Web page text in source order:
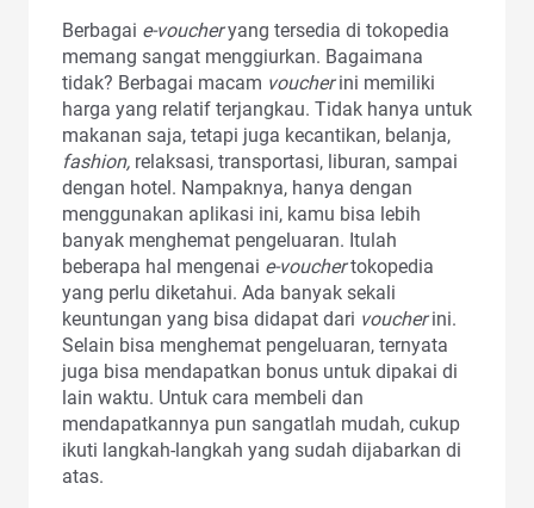
Berbagai e-voucheryang tersedia di tokopedia
memang sangat menggiurkan. Bagaimana
tidak? Berbagai macam voucherini memiliki
harga yang relatif terjangkau. Tidak hanya untuk
makanan saja, tetapi juga kecantikan, belanja,
fashion, relaksasi, transportasi, liburan, sampai
dengan hotel. Nampaknya, hanya dengan
menggunakan aplikasi ini, kamu bisa lebih
banyak menghemat pengeluaran. Itulah
beberapa hal mengenai e-vouchertokopedia
yang perlu diketahui. Ada banyak sekali
keuntungan yang bisa didapat dari voucherini.
Selain bisa menghemat pengeluaran, ternyata
juga bisa mendapatkan bonus untuk dipakai di
lain waktu. Untuk cara membeli dan
mendapatkannya pun sangatlah mudah, cukup
ikuti langkah-langkah yang sudah dijabarkan di
atas.